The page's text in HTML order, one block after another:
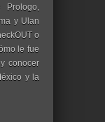
y Ulan
o
le fue
conocer
y la